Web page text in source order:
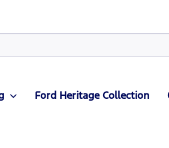
Ford Heritage Collection